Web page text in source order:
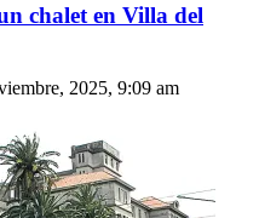
chalet en Villa del
2025, 9:09 am